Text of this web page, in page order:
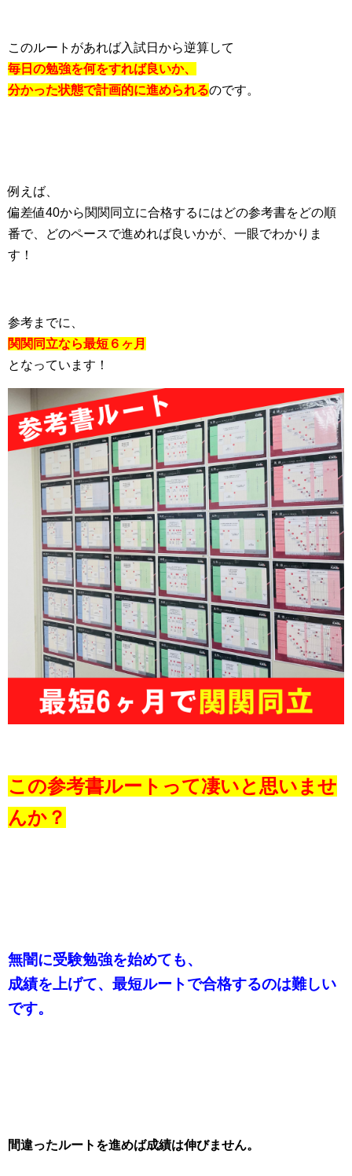
このルートがあれば入試日から逆算して
毎日の勉強を何をすれば良いか、
分かった状態で計画的に進められるのです。
例えば、
偏差値40から関関同立に合格するにはどの参考書をどの順
番で、どのペースで進めれば良いかが、一眼でわかりま
す！
参考までに、
関関同立なら最短６ヶ月
となっています！
この参考書ルートって凄いと思いませ
んか？
無闇に受験勉強を始めても、
成績を上げて、最短ルートで合格するのは難しい
です。
間違ったルートを進めば成績は伸びません。